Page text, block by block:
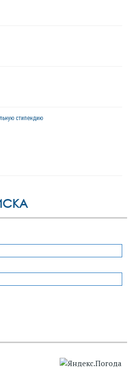
стипендию